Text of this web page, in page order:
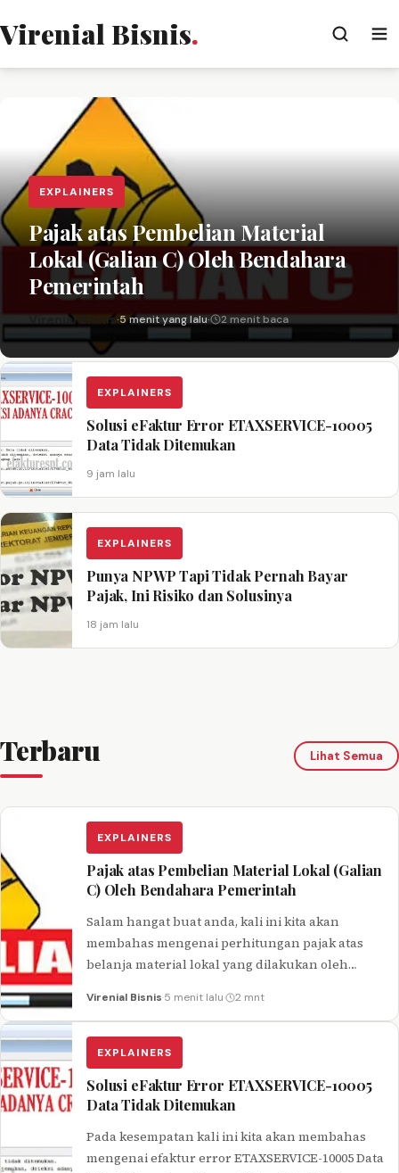
Virenial Bisnis.
EXPLAINERS
Pajak atas Pembelian Material
Lokal (Galian C) Oleh Bendahara
Pemerintah
Virenial Bisnis·5 menit yang lalu· 2 menit baca
EXPLAINERS
Solusi eFaktur Error ETAXSERVICE-10005
Data Tidak Ditemukan
9 jam lalu
EXPLAINERS
Punya NPWP Tapi Tidak Pernah Bayar
Pajak, Ini Risiko dan Solusinya
18 jam lalu
Terbaru Lihat Semua
EXPLAINERS
Pajak atas Pembelian Material Lokal (Galian
C) Oleh Bendahara Pemerintah
Salam hangat buat anda, kali ini kita akan
membahas mengenai perhitungan pajak atas
belanja material lokal yang dilakukan oleh
Virenial Bisnis·5 menit lalu· 2 mnt
EXPLAINERS
Solusi eFaktur Error ETAXSERVICE-10005
Data Tidak Ditemukan
Pada kesempatan kali ini kita akan membahas
mengenai efaktur error ETAXSERVICE-10005 Data